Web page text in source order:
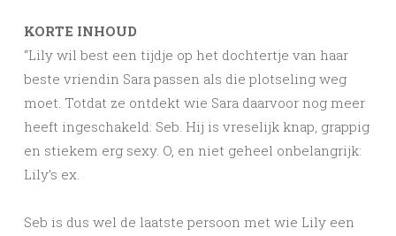
KORTE INHOUD
“Lily wil best een tijdje op het dochtertje van haar
beste vriendin Sara passen als die plotseling weg
moet. Totdat ze ontdekt wie Sara daarvoor nog meer
heeft ingeschakeld: Seb. Hij is vreselijk knap, grappig
en stiekem erg sexy. O, en niet geheel onbelangrijk:
Lily’s ex.
Seb is dus wel de laatste persoon met wie Lily een